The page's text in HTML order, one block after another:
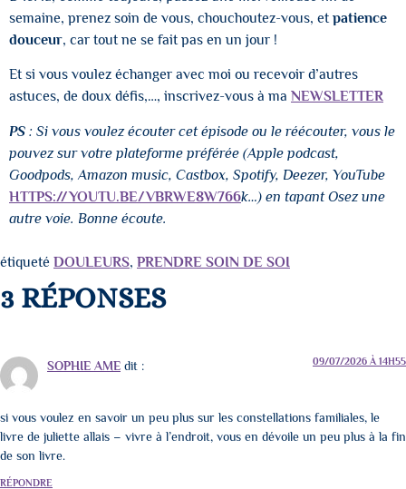
semaine, prenez soin de vous, chouchoutez-vous, etpatience
douceur, car tout ne se fait pas en un jour !
Et si vous voulez échanger avec moi ou recevoir d’autres
astuces, de doux défis,…, inscrivez-vous à ma NEWSLETTER
PS : Si vous voulez écouter cet épisode ou le réécouter, vous le
pouvez sur votre plateforme préférée (Apple podcast,
Goodpods, Amazon music, Castbox, Spotify, Deezer, YouTube
HTTPS://YOUTU.BE/VBRWE8W766k…) en tapant Osez une
autre voie. Bonne écoute.
étiqueté DOULEURS, PRENDRE SOIN DE SOI
3 RÉPONSES
SOPHIE AME dit : 09/07/2026 À 14H55
si vous voulez en savoir un peu plus sur les constellations familiales, le
livre de juliette allais – vivre à l’endroit, vous en dévoile un peu plus à la fin
de son livre.
RÉPONDRE